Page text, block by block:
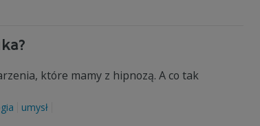
które mamy z hipnozą. A co tak
umysł